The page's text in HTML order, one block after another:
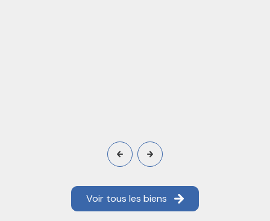
Voir tous les biens